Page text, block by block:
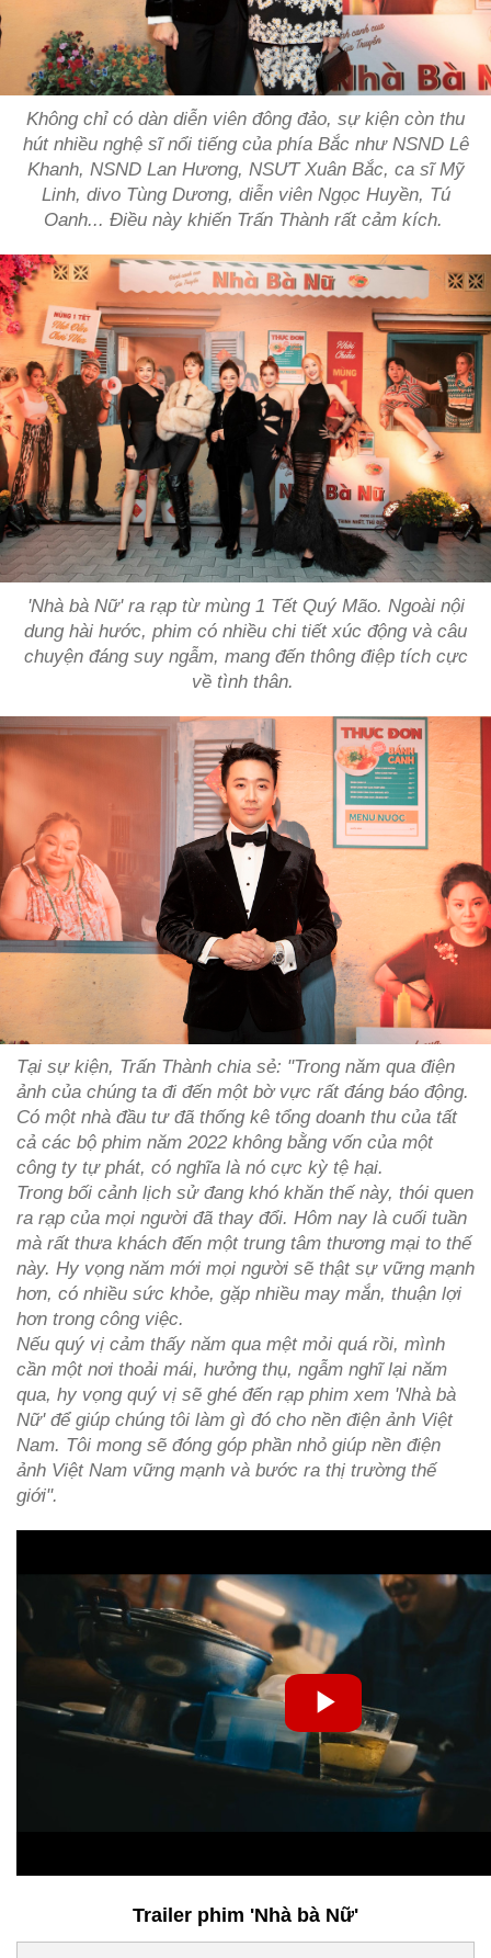
Không chỉ có dàn diễn viên đông đảo, sự kiện còn thu
hút nhiều nghệ sĩ nổi tiếng của phía Bắc như NSND Lê
Khanh, NSND Lan Hương, NSƯT Xuân Bắc, ca sĩ Mỹ
Linh, divo Tùng Dương, diễn viên Ngọc Huyền, Tú
Oanh... Điều này khiến Trấn Thành rất cảm kích.
'Nhà bà Nữ' ra rạp từ mùng 1 Tết Quý Mão. Ngoài nội
dung hài hước, phim có nhiều chi tiết xúc động và câu
chuyện đáng suy ngẫm, mang đến thông điệp tích cực
về tình thân.
Tại sự kiện, Trấn Thành chia sẻ: "Trong năm qua điện
ảnh của chúng ta đi đến một bờ vực rất đáng báo động.
Có một nhà đầu tư đã thống kê tổng doanh thu của tất
cả các bộ phim năm 2022 không bằng vốn của một
công ty tự phát, có nghĩa là nó cực kỳ tệ hại.
Trong bối cảnh lịch sử đang khó khăn thế này, thói quen
ra rạp của mọi người đã thay đổi. Hôm nay là cuối tuần
mà rất thưa khách đến một trung tâm thương mại to thế
này. Hy vọng năm mới mọi người sẽ thật sự vững mạnh
hơn, có nhiều sức khỏe, gặp nhiều may mắn, thuận lợi
hơn trong công việc.
Nếu quý vị cảm thấy năm qua mệt mỏi quá rồi, mình
cần một nơi thoải mái, hưởng thụ, ngẫm nghĩ lại năm
qua, hy vọng quý vị sẽ ghé đến rạp phim xem 'Nhà bà
Nữ' để giúp chúng tôi làm gì đó cho nền điện ảnh Việt
Nam. Tôi mong sẽ đóng góp phần nhỏ giúp nền điện
ảnh Việt Nam vững mạnh và bước ra thị trường thế
giới".
Trailer phim 'Nhà bà Nữ'